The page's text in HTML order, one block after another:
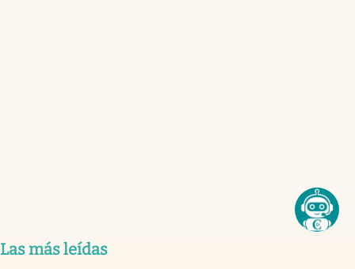
Las más leídas